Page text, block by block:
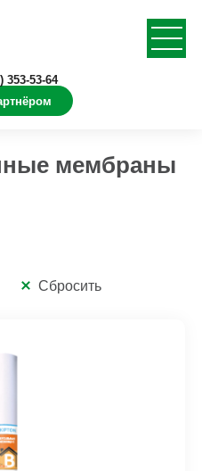
353-53-64
мембраны
Сбросить